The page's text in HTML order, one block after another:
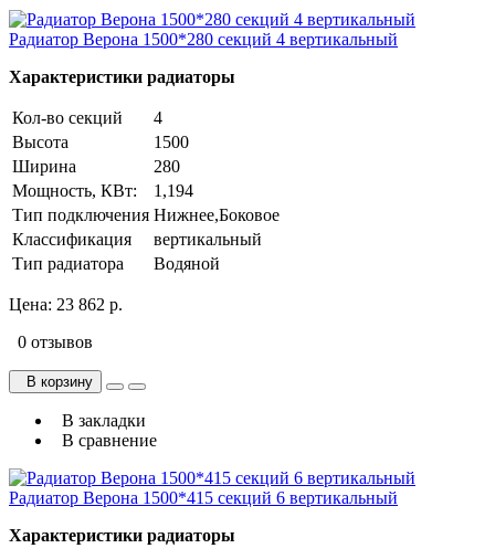
Радиатор Верона 1500*280 секций 4 вертикальный
Характеристики радиаторы
Кол-во секций
4
Высота
1500
Ширина
280
Мощность, КВт:
1,194
Тип подключения Нижнее,Боковое
Классификация
вертикальный
Тип радиатора
Водяной
Цена: 23 862 р.
0 отзывов
В корзину
В закладки
В сравнение
Радиатор Верона 1500*415 секций 6 вертикальный
Характеристики радиаторы